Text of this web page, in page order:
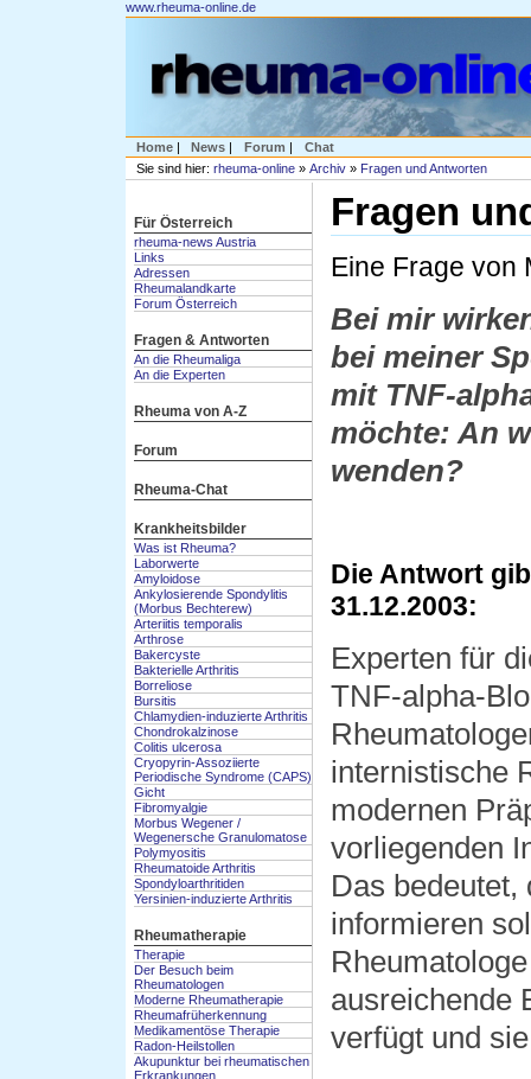
www.rheuma-online.de
Home| News | Forum |
Chat
Sie sind hier: rheuma-online » Archiv » Fragen und Antworten
Für Österreich
rheuma-news Austria
Links
Adressen
Rheumalandkarte
Forum Österreich
Fragen & Antworten
An die Rheumaliga
An die Experten
Rheuma von A-Z
Forum
Rheuma-Chat
Krankheitsbilder
Was ist Rheuma?
Laborwerte
Amyloidose
Ankylosierende Spondylitis
(Morbus Bechterew)
Arteriitis temporalis
Arthrose
Bakercyste
Bakterielle Arthritis
Borreliose
Bursitis
Chlamydien-induzierte Arthritis
Chondrokalzinose
Colitis ulcerosa
Cryopyrin-Assoziierte
Periodische Syndrome (CAPS)
Gicht
Fibromyalgie
Morbus Wegener /
Wegenersche Granulomatose
Polymyositis
Rheumatoide Arthritis
Spondyloarthritiden
Yersinien-induzierte Arthritis
Rheumatherapie
Therapie
Der Besuch beim
Rheumatologen
Moderne Rheumatherapie
Rheumafrüherkennung
Medikamentöse Therapie
Radon-Heilstollen
Akupunktur bei rheumatischen
Erkrankungen
Fragen
Eine Frage von
Bei mir
bei meiner
mit TNF-
möchte: An
wenden?
Die Antwort
31.12.2003:
Experten für
TNF-alpha-
internistische
modernen
vorliegenden
Das
informieren
ausreichende
verfügt und